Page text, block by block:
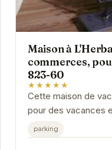
Maison à
commerces,
823-60
★★★★★
Cette maison de
pour des vacances
proximité avec la
parking